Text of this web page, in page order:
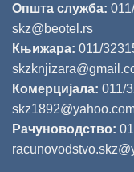
Општа служба:
skz@beotel.rs
Књижара: 011/
Комерцијала: 011/
Рачуноводство: